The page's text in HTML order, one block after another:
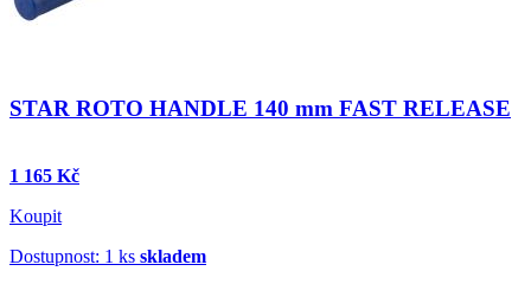
STAR ROTO HANDLE 140 mm FAST RELEASE
1 165 Kč
Koupit
Dostupnost: 1 ks skladem